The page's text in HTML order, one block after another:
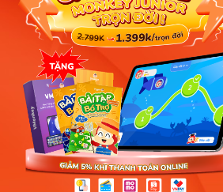
an toàn cho bé trong quá trình
Chia sẻ ngay
bài viết được tổng hợp nhằm
và có thể thay đổi mà
trước. Quý khách vui lòng